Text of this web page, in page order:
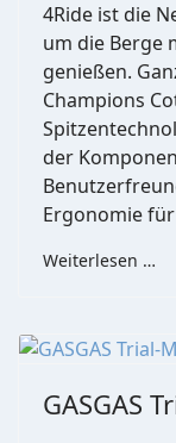
4Ride ist die
um die Berge
genießen.
Champions
der
Ergonomie
Weiterlesen …
GASGAS